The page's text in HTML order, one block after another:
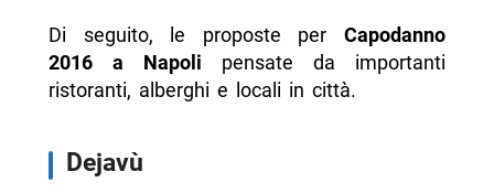
Di seguito, le proposte perCapodanno
2016 a Napoli pensate da importanti
ristoranti, alberghi e locali in città.
Dejavù